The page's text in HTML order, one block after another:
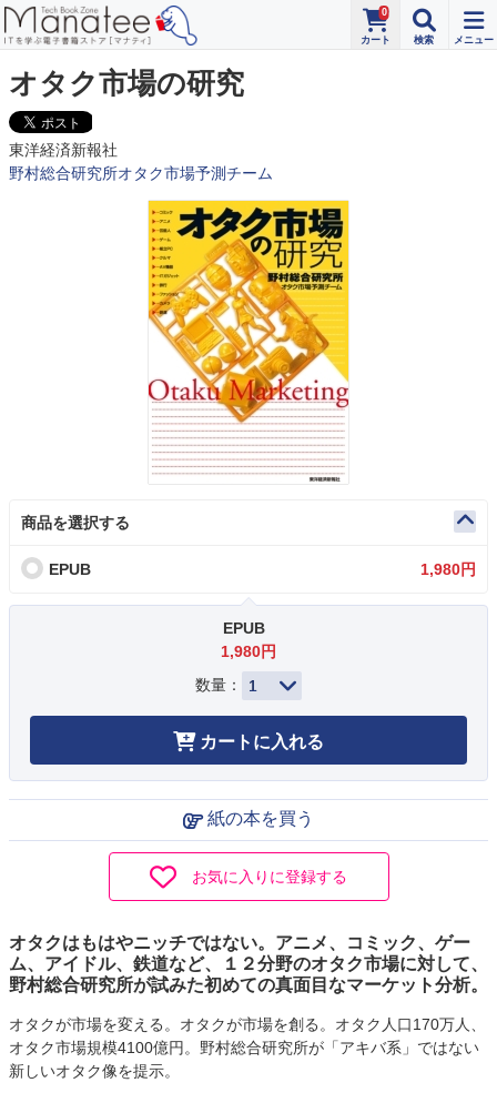
0
オタク市場の研究
東洋経済新報社
野村総合研究所オタク市場予測チーム
商品を選択する
EPUB 1,980円
EPUB
1,980円
数量：
カートに入れる
紙の本を買う
お気に入りに登録する
オタクはもはやニッチではない。アニメ、コミック、ゲー
ム、アイドル、鉄道など、１２分野のオタク市場に対して、
野村総合研究所が試みた初めての真面目なマーケット分析。
オタクが市場を変える。オタクが市場を創る。オタク人口170万人、
オタク市場規模4100億円。野村総合研究所が「アキバ系」ではない
新しいオタク像を提示。